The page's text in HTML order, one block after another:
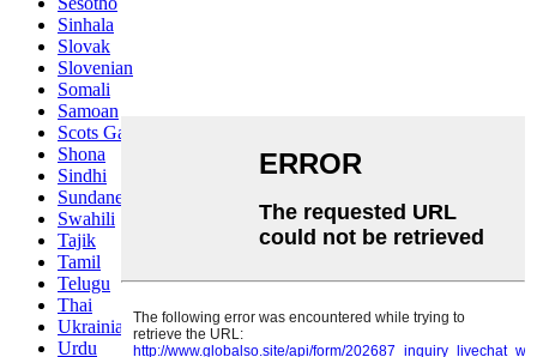
Sinhala
Slovak
Slovenian
Somali
Samoan
Scots Gaelic
Shona
Sindhi
Sundanese
Swahili
Tajik
Tamil
Telugu
Thai
Ukrainian
Urdu